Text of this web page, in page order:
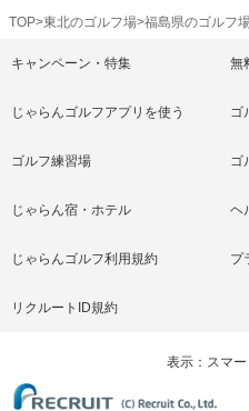
TOP 東北のゴルフ場 福島県のゴルフ
キャンペーン・特集 無
じゃらんゴルフアプリを使う ゴ
ゴルフ練習場 ゴ
じゃらん宿・ホテル ヘ
じゃらんゴルフ利用規約 プ
リクルートID規約
表示 スマ